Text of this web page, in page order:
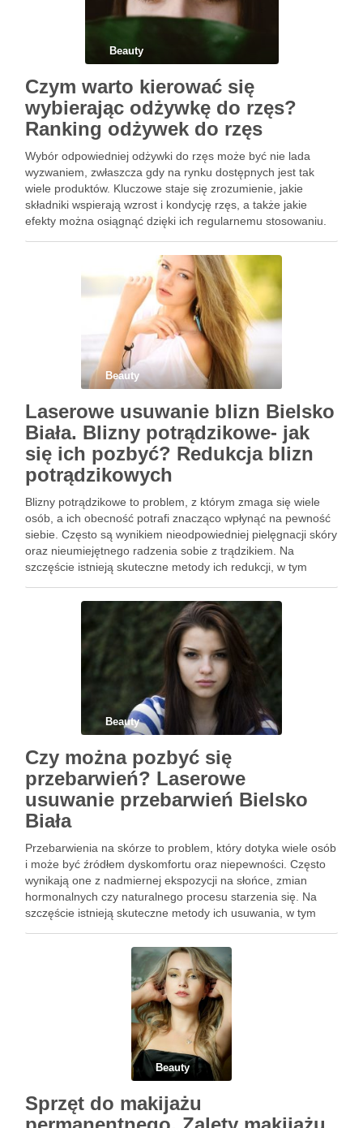
Beauty
Czym warto kierować się
wybierając odżywkę do rzęs?
Ranking odżywek do rzęs
Wybór odpowiedniej odżywki do rzęs może być nie lada
wyzwaniem, zwłaszcza gdy na rynku dostępnych jest tak
wiele produktów. Kluczowe staje się zrozumienie, jakie
składniki wspierają wzrost i kondycję rzęs, a także jakie
efekty można osiągnąć dzięki ich regularnemu stosowaniu.
Beauty
Laserowe usuwanie blizn Bielsko
Biała. Blizny potrądzikowe- jak
się ich pozbyć? Redukcja blizn
potrądzikowych
Blizny potrądzikowe to problem, z którym zmaga się wiele
osób, a ich obecność potrafi znacząco wpłynąć na pewność
siebie. Często są wynikiem nieodpowiedniej pielęgnacji skóry
oraz nieumiejętnego radzenia sobie z trądzikiem. Na
szczęście istnieją skuteczne metody ich redukcji, w tym
popularne. Dzięki …
Beauty
Czy można pozbyć się
przebarwień? Laserowe
usuwanie przebarwień Bielsko
Biała
Przebarwienia na skórze to problem, który dotyka wiele osób
i może być źródłem dyskomfortu oraz niepewności. Często
wynikają one z nadmiernej ekspozycji na słońce, zmian
hormonalnych czy naturalnego procesu starzenia się. Na
szczęście istnieją skuteczne metody ich usuwania, w tym
pozbycie się nieestetycznych …
Beauty
Sprzęt do makijażu